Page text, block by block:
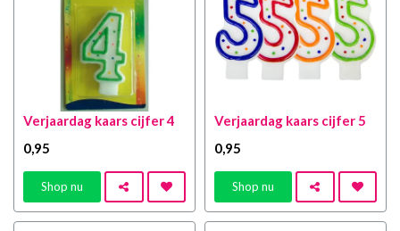
Verjaardag kaars cijfer 4
0 ,95
Shop nu
Verjaardag kaars cijfer 5
0 ,95
Shop nu